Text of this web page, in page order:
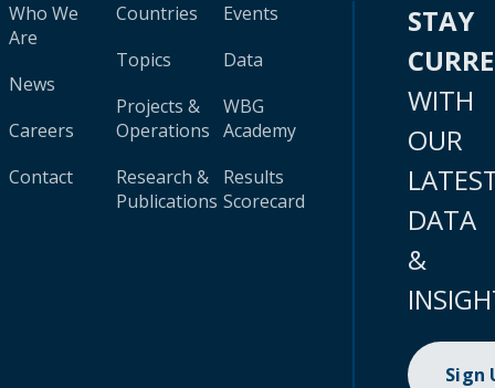
Who We
Are
News
Careers
Contact
Countries
Topics
Projects &
Operations
Research &
Publications
Events
Data
WBG
Academy
Results
Scorecard
STAY
WITH
OUR
DATA
&
Sign